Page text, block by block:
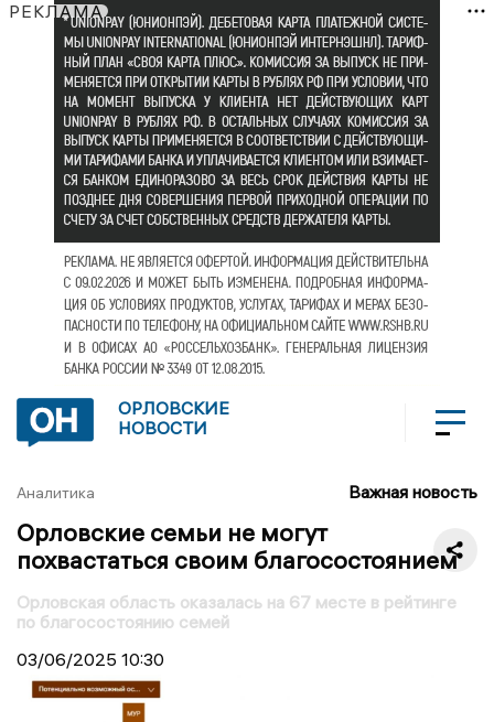
РЕКЛАМА
ОРЛОВСКИЕ
НОВОСТИ
Аналитика Важная новость
Орловские семьи не могут
похвастаться своим благосостоянием
Орловская область оказалась на 67 месте в рейтинге
по благосостоянию семей
03/06/2025 10:30